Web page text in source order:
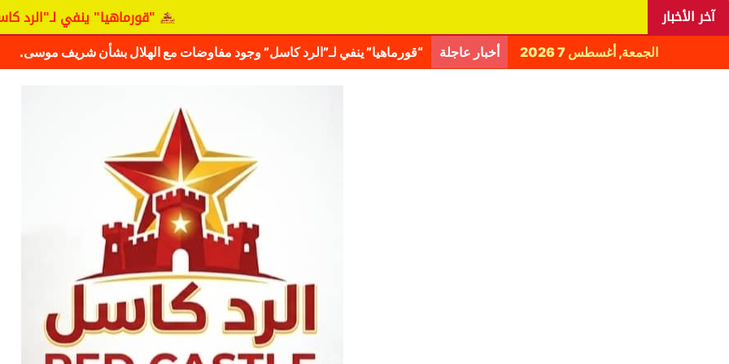
آخر الأخبار "قورماهيا" ينفي لـ"الرد كاسل" وجود
الجمعة, أغسطس 7 2026 أخبار عاجلة اليانغا يكشف حقيقة مفاوضات نجم المريخ